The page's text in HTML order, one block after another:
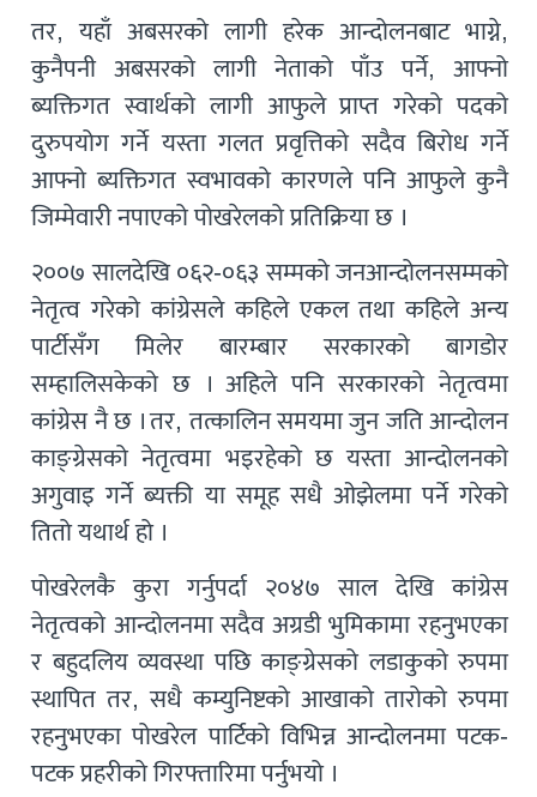
तर, यहाँ अबसरको लागी हरेक आन्दोलनबाट भाग्ने,
कुनैपनी अबसरको लागी नेताको पाँउ पर्ने, आफ्नो
ब्यक्तिगत स्वार्थको लागी आफुले प्राप्त गरेको पदको
दुरुपयोग गर्ने यस्ता गलत प्रवृत्तिको सदैव बिरोध गर्ने
आफ्नो ब्यक्तिगत स्वभावको कारणले पनि आफुले कुनै
जिम्मेवारी नपाएको पोखरेलको प्रतिक्रिया छ ।
२००७ सालदेखि ०६२-०६३ सम्मको जनआन्दोलनसम्मको
नेतृत्व गरेको कांग्रेसले कहिले एकल तथा कहिले अन्य
पार्टीसँग मिलेर बारम्बार सरकारको बागडोर
सम्हालिसकेको छ । अहिले पनि सरकारको नेतृत्वमा
कांग्रेस नै छ । तर, तत्कालिन समयमा जुन जति आन्दोलन
काङ्ग्रेसको नेतृत्वमा भइरहेको छ यस्ता आन्दोलनको
अगुवाइ गर्ने ब्यक्ती या समूह सधै ओझेलमा पर्ने गरेको
तितो यथार्थ हो ।
पोखरेलकै कुरा गर्नुपर्दा २०४७ साल देखि कांग्रेस
नेतृत्वको आन्दोलनमा सदैव अग्रडी भुमिकामा रहनुभएका
र बहुदलिय व्यवस्था पछि काङ्ग्रेसको लडाकुको रुपमा
स्थापित तर, सधै कम्युनिष्टको आखाको तारोको रुपमा
रहनुभएका पोखरेल पार्टिको विभिन्न आन्दोलनमा पटक-
पटक प्रहरीको गिरफ्तारिमा पर्नुभयो ।